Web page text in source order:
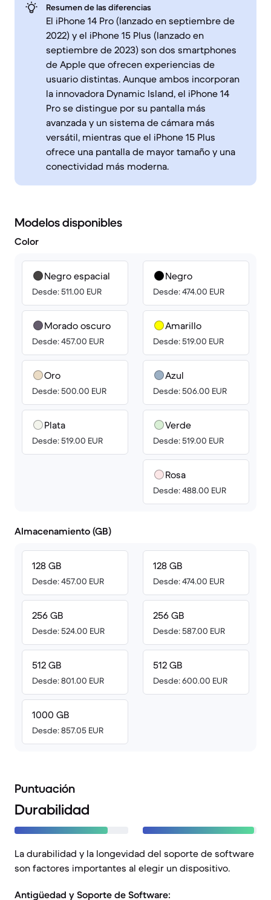
Resumen de las diferencias
El iPhone 14 Pro (lanzado en septiembre de
2022) y el iPhone 15 Plus (lanzado en
septiembre de 2023) son dos smartphones
de Apple que ofrecen experiencias de
usuario distintas. Aunque ambos incorporan
la innovadora Dynamic Island, el iPhone 14
Pro se distingue por su pantalla más
avanzada y un sistema de cámara más
versátil, mientras que el iPhone 15 Plus
ofrece una pantalla de mayor tamaño y una
conectividad más moderna.
Modelos disponibles
Color
Negro espacial
Desde: 511.00 EUR
Morado oscuro
Desde: 457.00 EUR
Oro
Desde: 500.00 EUR
Plata
Desde: 519.00 EUR
Negro
Desde: 474.00 EUR
Amarillo
Desde: 519.00 EUR
Azul
Desde: 506.00 EUR
Verde
Desde: 519.00 EUR
Rosa
Desde: 488.00 EUR
Almacenamiento (GB)
128 GB
Desde: 457.00 EUR
256 GB
Desde: 524.00 EUR
512 GB
Desde: 801.00 EUR
1000 GB
Desde: 857.05 EUR
128 GB
Desde: 474.00 EUR
256 GB
Desde: 587.00 EUR
512 GB
Desde: 600.00 EUR
Puntuación
Durabilidad
La durabilidad y la longevidad del soporte de software
son factores importantes al elegir un dispositivo.
Antigüedad y Soporte de Software: